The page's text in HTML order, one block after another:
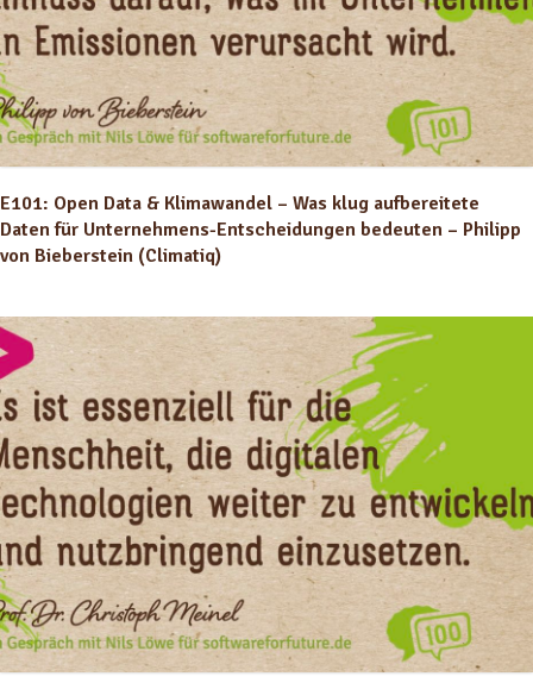
E101: Open Data & Klimawandel – Was klug aufbereitete
Daten für Unternehmens-Entscheidungen bedeuten – Philipp
von Bieberstein (Climatiq)